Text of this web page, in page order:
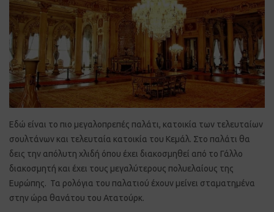
Εδώ είναι το πιο μεγαλοπρεπές παλάτι, κατοικία των τελευταίων
σουλτάνων και τελευταία κατοικία του Κεμάλ. Στο παλάτι θα
δεις την απόλυτη χλιδή όπου έχει διακοσμηθεί από το Γάλλο
διακοσμητή και έχει τους μεγαλύτερους πολυελαίους της
Ευρώπης. Τα ρολόγια του παλατιού έχουν μείνει σταματημένα
στην ώρα θανάτου του Ατατούρκ.